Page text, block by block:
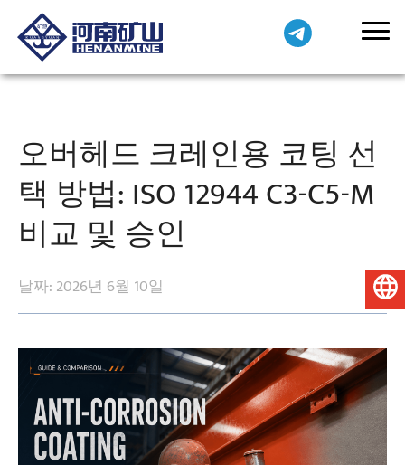
오버헤드 크레인용 코팅 선
택 방법: ISO 12944 C3-C5-M
비교 및 승인
날짜: 2026년 6월 10일 한국어